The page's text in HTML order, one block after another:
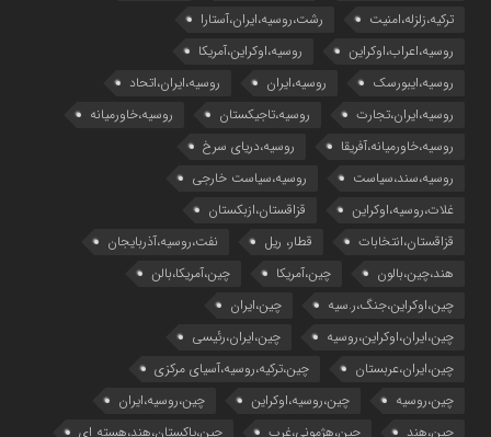
ترکیه،زلزله،امنیت
رشت،روسیه،ایران،آستارا
روسیه،اعراب،اوکراین
روسیه،اوکراین،آمریکا
روسیه،ایبورسک
روسیه،ایران
روسیه،ایران،اتحاد
روسیه،ایران،تجارت
روسیه،تاجیکستان
روسیه،خاورمیانه
روسیه،خاورمیانه،آفریقا
روسیه،دریای سرخ
روسیه،سند،سیاست
روسیه،سیاست خارجی
غلات،روسیه،اوکراین
قزاقستان،ازبکستان
قزاقستان،انتخابات
قطار، ریل
نفت،روسیه،آذربایجان
هند،چین،بالون
چین،آمریکا
چین،آمریکا،بالن
چین،اوکراین،جنگ،ر.سیه
چین،ایران
چین،ایران،اوکراین،روسیه
چین،ایران،رئیسی
چین،ایران،عربستان
چین،ترکیه،روسیه،آسیای مرکزی
چین،روسیه
چین،روسیه،اوکراین
چین،روسیه،ایران
چین،هند
چین،هژمونی،غرب چین،پاکستان،هند،هسته ای